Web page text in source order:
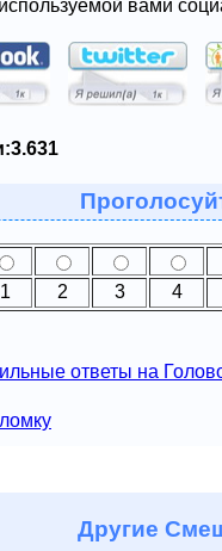
вами
3.631
1
2 3 4
ответы на
Другие